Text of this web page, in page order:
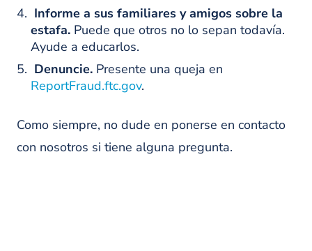
Informe a sus familiares y amigos sobre la
estafa. Puede que otros no lo sepan todavía.
Ayude a educarlos.
Denuncie. Presente una queja en
ReportFraud.ftc.gov.
Como siempre, no dude en ponerse en contacto
con nosotros si tiene alguna pregunta.